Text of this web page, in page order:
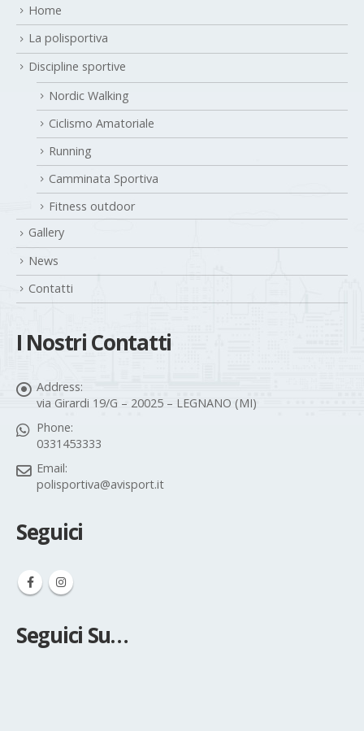
Home
La polisportiva
Discipline sportive
Nordic Walking
Ciclismo Amatoriale
Running
Camminata Sportiva
Fitness outdoor
Gallery
News
Contatti
I Nostri Contatti
Address:
via Girardi 19/G – 20025 – LEGNANO (MI)
Phone:
0331453333
Email:
polisportiva@avisport.it
Seguici
Seguici Su…